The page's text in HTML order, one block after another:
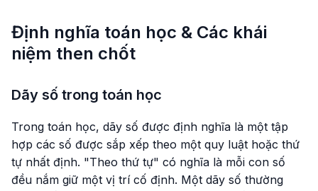
Định nghĩa toán học & Các khái
niệm then chốt
Dãy số trong toán học
Trong toán học, dãy số được định nghĩa là một tập
hợp các số được sắp xếp theo một quy luật hoặc thứ
tự nhất định. "Theo thứ tự" có nghĩa là mỗi con số
đều nắm giữ một vị trí cố định. Một dãy số thường